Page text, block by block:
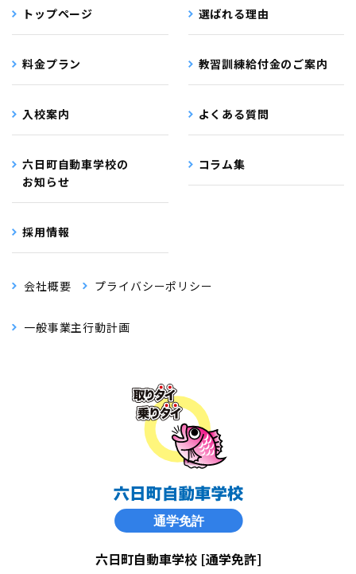
トップページ 選ばれる理由
料金プラン 教習訓練給付金のご案内
入校案内 よくある質問
六日町自動車学校の
お知らせ
コラム集
採用情報
会社概要 プライバシーポリシー
一般事業主行動計画
六日町自動車学校 [通学免許]